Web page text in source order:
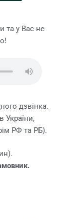
та у Вас не
дзвінка.
України,
РФ та РБ).